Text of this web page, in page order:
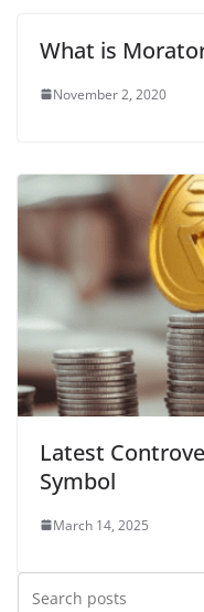
What is
November 2, 2020
Latest
Symbol
March 14, 2025